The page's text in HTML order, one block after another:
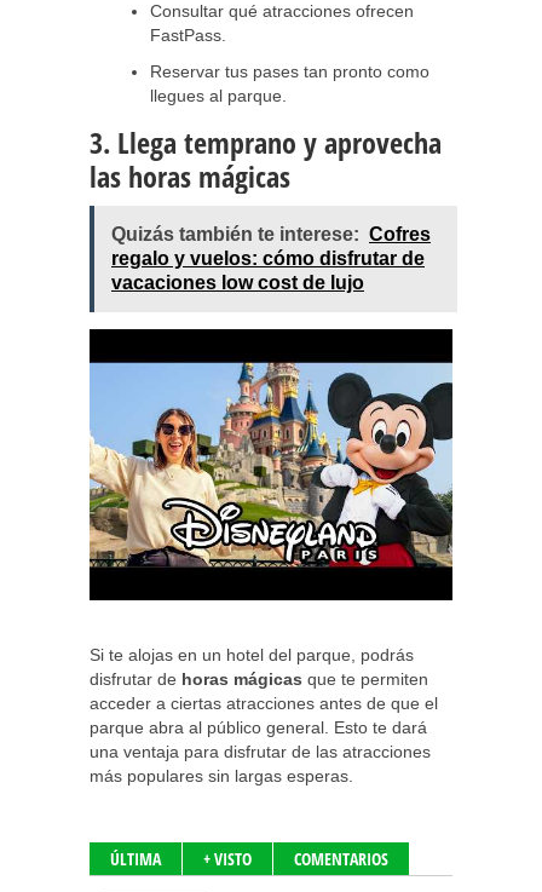
Consultar qué atracciones ofrecen
FastPass.
Reservar tus pases tan pronto como
llegues al parque.
3. Llega temprano y aprovecha
las horas mágicas
Quizás también te interese: Cofres
regalo y vuelos: cómo disfrutar de
vacaciones low cost de lujo
Si te alojas en un hotel del parque, podrás
disfrutar de horas mágicas que te permiten
acceder a ciertas atracciones antes de que el
parque abra al público general. Esto te dará
una ventaja para disfrutar de las atracciones
más populares sin largas esperas.
ÚLTIMA + VISTO COMENTARIOS